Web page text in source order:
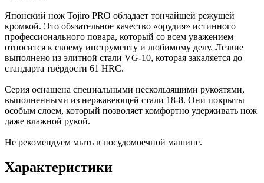
Японский нож Tojiro PRO обладает тончайшей режущей
кромкой. Это обязательное качество «орудия» истинного
профессионального повара, который со всем уважением
относится к своему инструменту и любимому делу. Лезвие
выполнено из элитной стали VG-10, которая закаляется до
стандарта твёрдости 61 HRC.
Серия оснащена специальными нескользящими рукоятями,
выполненными из нержавеющей стали 18-8. Они покрыты
особым слоем, который позволяет комфортно удерживать нож
даже влажной рукой.
Не рекомендуем мыть в посудомоечной машине.
Характеристики